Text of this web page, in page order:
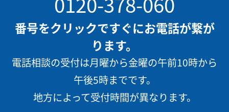
番号をクリックですぐにお電話が繋が
ります。
電話相談の受付は月曜から金曜の午前10時から
午後5時までです。
地方によって受付時間が異なります。